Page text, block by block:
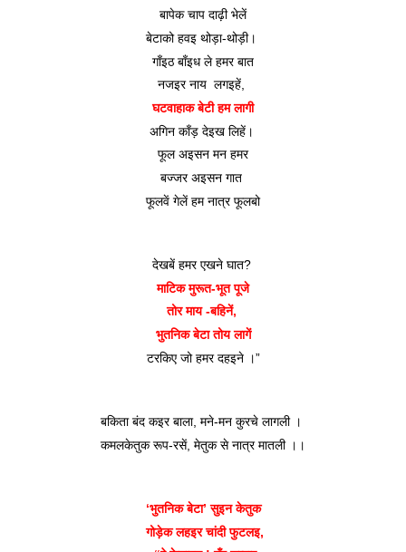
बापेक चाप दाढ़ी भेलें
बेटाको हवइ थोड़ा-थोड़ी।
गाँइठ बाँइध ले हमर बात
नजइर नाय  लगइहें,
घटवाहाक बेटी हम लागी
अगिन काँड़ देइख लिहें।
फूल अइसन मन हमर
बज्जर अइसन गात
फूलवें गेलें हम नात्र फूलबो
देखबें हमर एखने घात?
माटिक मुरूत-भूत पूजे
तोर माय -बहिनें,
भुतनिक बेटा तोय लागें
टरकिए जो हमर दहइने ।”
बकिता बंद कइर बाला, मने-मन कुरचे लागली ।
कमलकेतुक रूप-रसें, मेतुक से नात्र मातली ।।
‘भुतनिक बेटा’ सुइन केतुक
गोड़ेक लहइर चांदी फुटलइ,